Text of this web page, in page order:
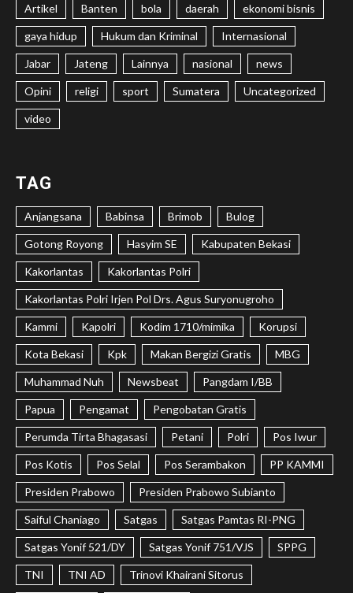
Artikel Banten bola daerah ekonomi bisnis
gaya hidup Hukum dan Kriminal Internasional
Jabar Jateng Lainnya nasional news
Opini religi sport Sumatera Uncategorized
video
TAG
Anjangsana Babinsa Brimob Bulog
Gotong Royong Hasyim SE Kabupaten Bekasi
Kakorlantas Kakorlantas Polri
Kakorlantas Polri Irjen Pol Drs. Agus Suryonugroho
Kammi Kapolri Kodim 1710/mimika Korupsi
Kota Bekasi Kpk Makan Bergizi Gratis MBG
Muhammad Nuh Newsbeat Pangdam I/BB
Papua Pengamat Pengobatan Gratis
Perumda Tirta Bhagasasi Petani Polri Pos Iwur
Pos Kotis Pos Selal Pos Serambakon PP KAMMI
Presiden Prabowo Presiden Prabowo Subianto
Saiful Chaniago Satgas Satgas Pamtas RI-PNG
Satgas Yonif 521/DY Satgas Yonif 751/VJS SPPG
TNI TNI AD Trinovi Khairani Sitorus